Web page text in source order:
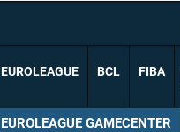
EUROLEAGUE BCL FIBA
EUROLEAGUE GAMECENTER